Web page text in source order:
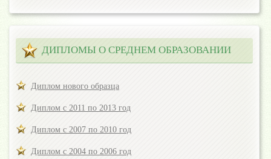
ДИПЛОМЫ О СРЕДНЕМ ОБРАЗОВАНИИ
Диплом нового образца
Диплом с 2011 по 2013 год
Диплом с 2007 по 2010 год
Диплом с 2004 по 2006 год